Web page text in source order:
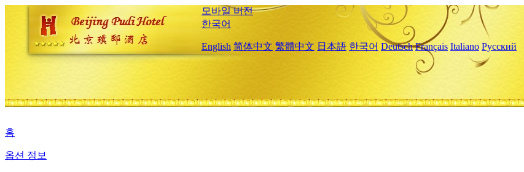
모바일 버전
한국어
English 简体中文 繁體中文 日本語 한국어 Deutsch Français Italiano Русский
홈
옵션 정보